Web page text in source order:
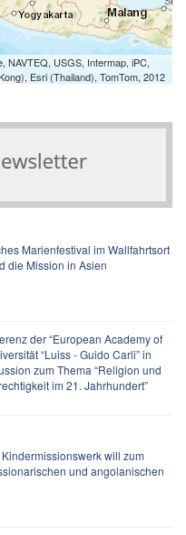
USGS, Intermap, iPC,
Esri (Thailand), TomTom, 2012
Marienfestival im Wallfahrtsort
die Mission in Asien
der “European Academy of
“Luiss - Guido Carli” in
zum Thema “Religion und
im 21. Jahrhundert”
will zum
und angolanischen